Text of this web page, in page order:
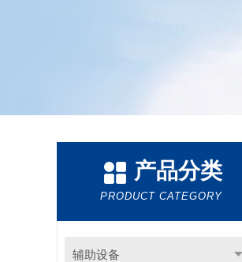
产品分类
PRODUCT CATEGORY
辅助设备